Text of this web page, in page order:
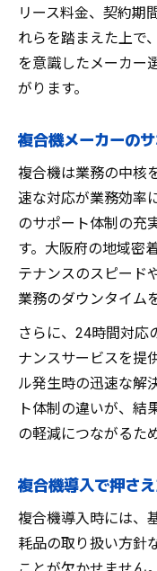
リース料金、契約期
れらを踏まえた上で
を意識したメーカー
がります。
複合機メーカーの
複合機は業務の中核
速な対応が業務効率
のサポート体制の充
す。大阪府の地域密
テナンスのスピード
業務のダウンタイム
さらに、24時間対応
ナンスサービスを提
ル発生時の迅速な解
ト体制の違いが、結
の軽減につながるた
複合機導入で押さ
複合機導入時には、
耗品の取り扱い方針